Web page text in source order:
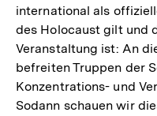
international als
des Holocaust gilt und
Veranstaltung ist: An
befreiten Truppen der
Konzentrations- und
Sodann schauen wir